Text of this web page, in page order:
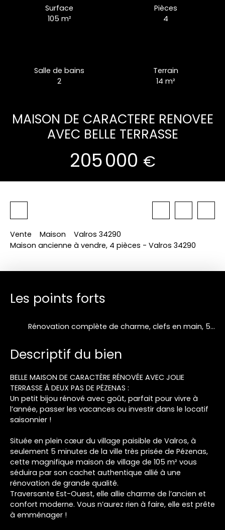
Surface
105 m²
Pièces
4
Salle de bains
2
Terrain
14 m²
MAISON DE CARACTERE RENOVEE
AVEC BELLE TERRASSE
205 000 €
Vente Maison
Valros 34290
Maison ancienne à vendre, 4 pièces - Valros 34290
Les points forts
Rénovation complète de charme, clefs en main, 5' de Pézenas
Descriptif du bien
BELLE MAISON DE CARACTÈRE RÉNOVÉE AVEC JOLIE
TERRASSE À DEUX PAS DE PÉZENAS :
Un petit bijou rénové avec goût, parfait pour vivre à
l’année, passer les vacances ou investir dans le locatif
saisonnier !
Située en plein cœur du village paisible de Valros, à
seulement 5 minutes de la ville très prisée de Pézenas,
cette magnifique maison de village de 105 m² vous
séduira par son cachet authentique allié à une
rénovation de grande qualité.
Traversante Est-Ouest, elle allie charme de l’ancien et
confort moderne. Vous n’aurez rien à faire, elle est prête
à emménager !